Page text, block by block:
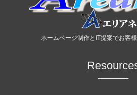
ホームページ制作とIT提案でお客